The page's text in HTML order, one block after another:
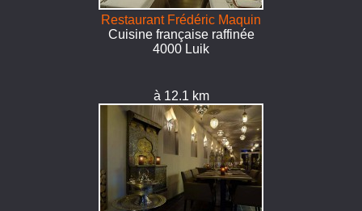
Restaurant Frédéric Maquin
Cuisine française raffinée
4000 Luik
à 12.1 km